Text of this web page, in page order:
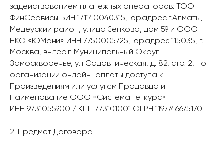
задействованием платежных операторов: ТОО
ФинСервисы БИН 171140040315, юр.адрес г.Алматы,
Медеуский район, улица Зенкова, дом 59 и ООО
НКО «ЮМани» ИНН 7750005725, юр.адрес 115035, г.
Москва, вн.тер.г. Муниципальный Округ
Замоскворечье, ул Садовническая, д. 82, стр. 2, по
организации онлайн-оплаты доступа к
Произведениям или услугам Продавца и
Наименование ООО «Система Геткурс»
ИНН 9731055900 / КПП 773101001 ОГРН 1197746675170
2. Предмет Договора